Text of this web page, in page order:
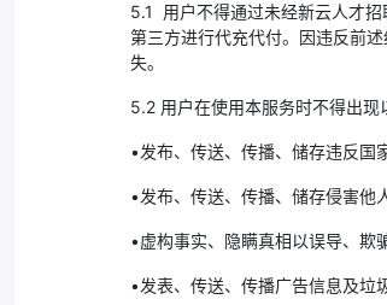
5.1 用户不得通过未经新云人才
第三方进行代充代付。因违反前
失。
5.2 用户在使用本服务时不得出现
•发布、传送、传播、储存违反国
•发布、传送、传播、储存侵害他
•虚构事实、隐瞒真相以误导、欺
•发表、传送、传播广告信息及垃